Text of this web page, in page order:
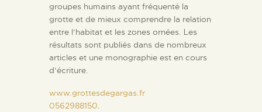
groupes humains ayant fréquenté la
grotte et de mieux comprendre la relation
entre l’habitat et les zones ornées. Les
résultats sont publiés dans de nombreux
articles et une monographie est en cours
d’écriture.
www.grottesdegargas.fr
0562988150.